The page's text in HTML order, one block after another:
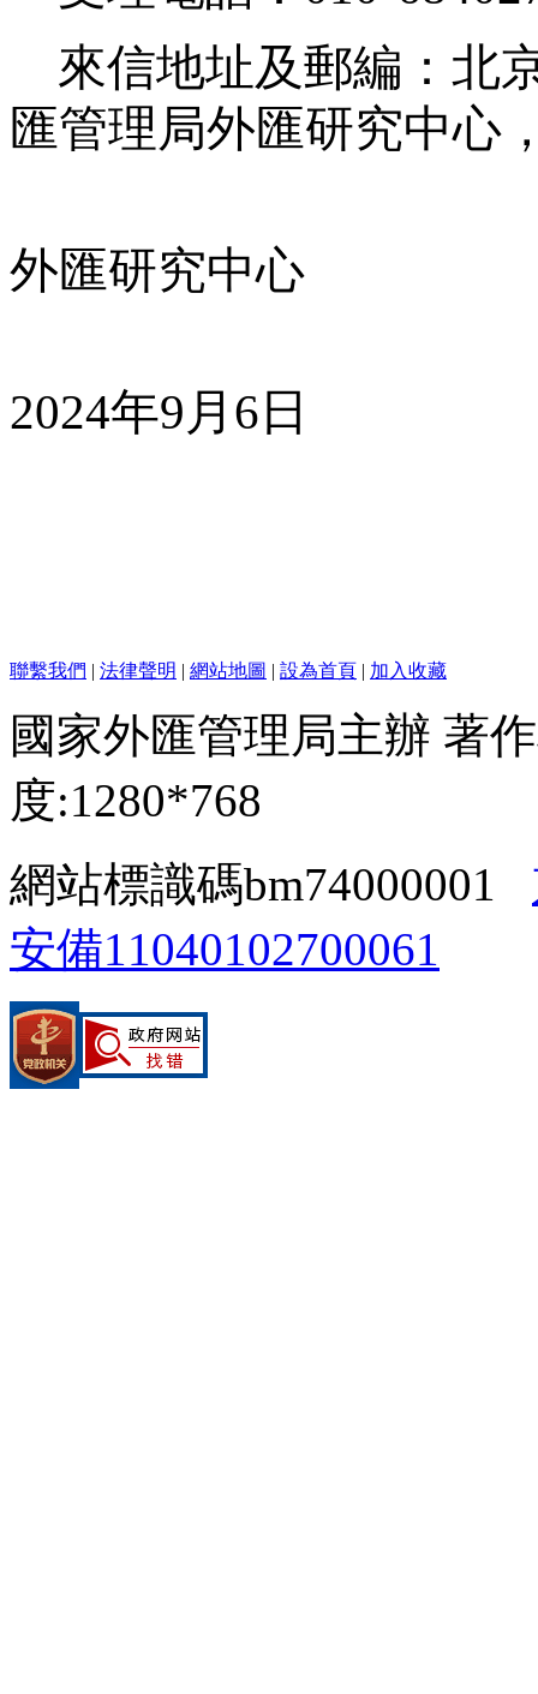
來信地址及郵編：北
匯管理局外匯研究中心
外匯研究中心
2024年9月 6 日
聯繫我們 | 法律聲明 | 網站地圖 | 設為首頁 | 加入收藏
國家外匯管理局主辦 著
度:1280*768
網站標識碼bm74000001
安備11040102700061